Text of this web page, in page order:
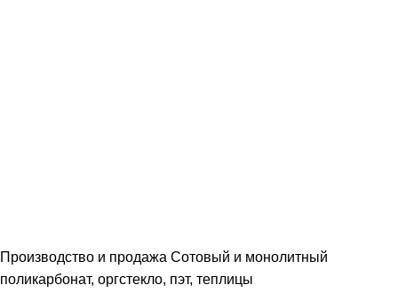
Производство и продажа Сотовый и монолитный
поликарбонат, оргстекло, пэт, теплицы